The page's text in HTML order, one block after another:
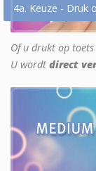
4a. Keuze - Druk
Of u drukt op toets
U wordt direct